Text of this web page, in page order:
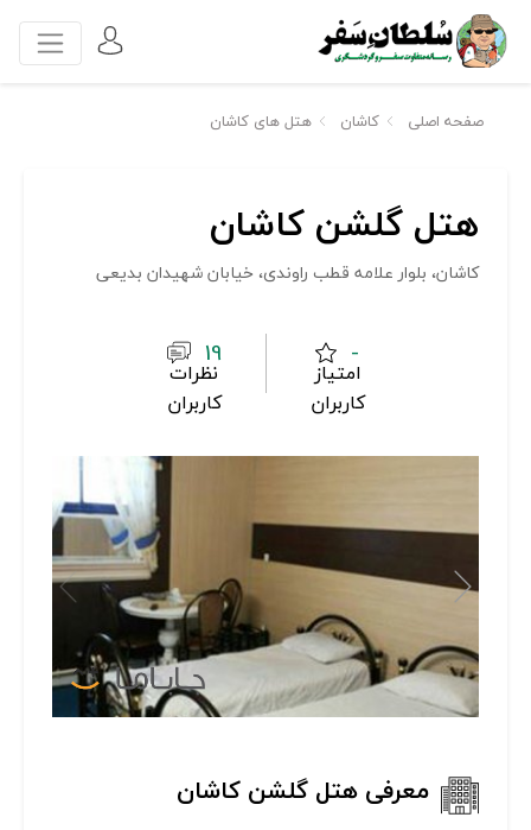
صفحه اصلی کاشان هتل های کاشان
هتل گلشن کاشان
کاشان، بلوار علامه قطب راوندی، خیابان شهیدان بدیعی
-
امتیاز
کاربران
19
نظرات
کاربران
معرفی هتل گلشن کاشان